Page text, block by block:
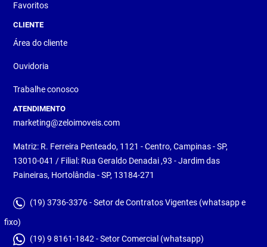
Favoritos
CLIENTE
Área do cliente
Ouvidoria
Trabalhe conosco
ATENDIMENTO
marketing@zeloimoveis.com
Matriz: R. Ferreira Penteado, 1121 - Centro, Campinas - SP,
13010-041 / Filial: Rua Geraldo Denadai ,93 - Jardim das
Paineiras, Hortolândia - SP, 13184-271
(19) 3736-3376 - Setor de Contratos Vigentes (whatsapp e
fixo)
(19) 9 8161-1842 - Setor Comercial (whatsapp)